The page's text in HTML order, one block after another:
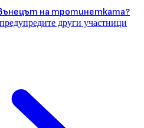
на тротинетката?
други участници